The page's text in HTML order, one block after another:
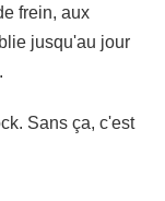
frein, aux
jusqu'au jour
Sans ça, c'est